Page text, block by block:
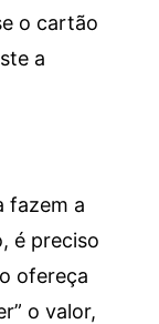
o cartão
a
fazem a
é preciso
ofereça
o valor,